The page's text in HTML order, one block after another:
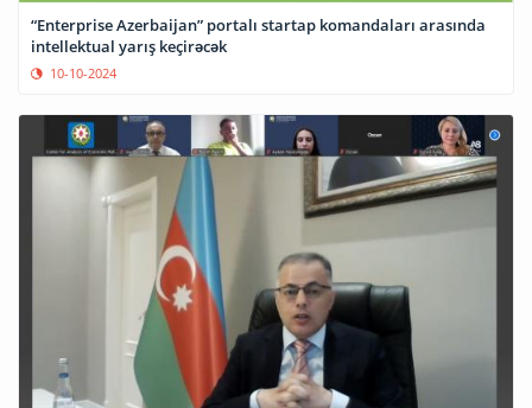
“Enterprise Azerbaijan” portalı startap komandaları arasında
intellektual yarış keçirəcək
10-10-2024